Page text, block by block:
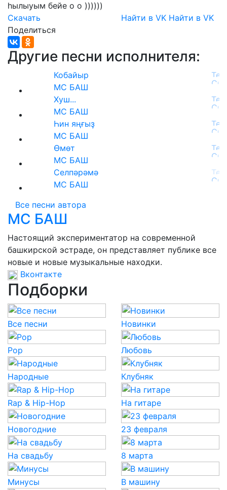
hылыуым бейе о о ))))))
Скачать
Найти в VK Найти в VK
Поделиться
Другие песни исполнителя:
Кобайыр
МС БАШ
Хуш...
МС БАШ
Һин яңғыҙ
МС БАШ
Өмөт
МС БАШ
Селпәрәмә
МС БАШ
Все песни автора
МС БАШ
Настоящий экспериментатор на современной
башкирской эстраде, он представляет публике все
новые и новые музыкальные находки.
Вконтакте
Подборки
Все песни Новинки
Pop Любовь
Народные Клубняк
Rap & Hip-Hop На гитаре
Новогодние 23 февраля
На свадьбу 8 марта
Минусы В машину